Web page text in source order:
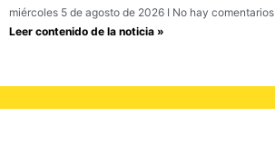
miércoles 5 de agosto de 2026
No hay comentarios
Leer contenido de la noticia »